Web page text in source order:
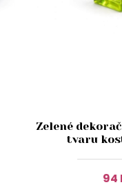
Zelené
tvaru
94